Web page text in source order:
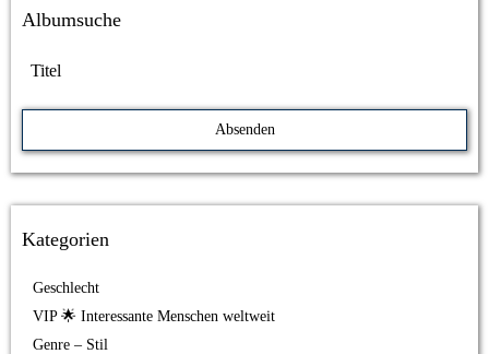
Albumsuche
Kategorien
Geschlecht
VIP 🌟 Interessante Menschen weltweit
Genre – Stil